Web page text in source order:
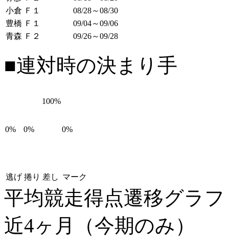
小倉 Ｆ１
08/28～08/30
豊橋 Ｆ１
09/04～09/06
青森 Ｆ２
09/26～09/28
■連対時の決まり手
0% 0%
100%
0%
逃げ 捲り 差し マーク
平均競走得点遷移グラ
近4ヶ月（今期のみ）